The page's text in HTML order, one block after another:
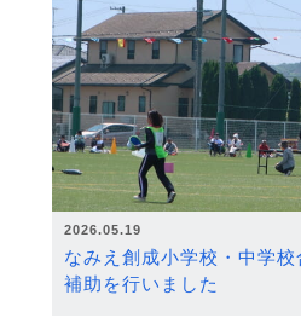
2026.05.19
なみえ創成小学校・中学
補助を行いました